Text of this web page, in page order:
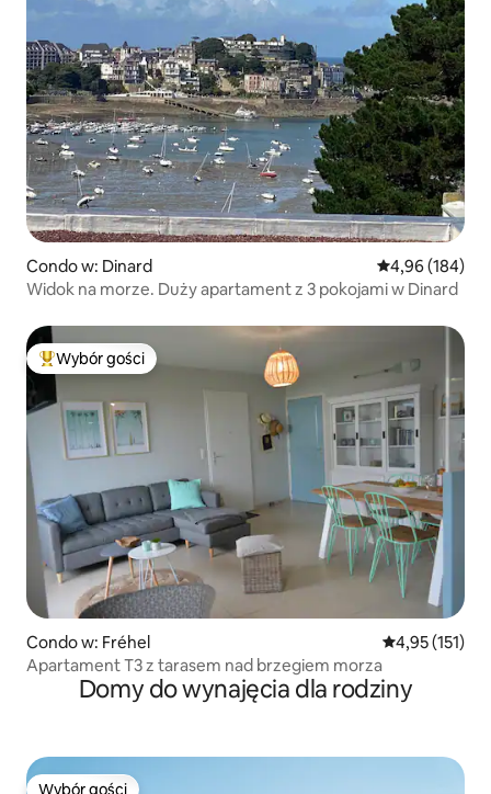
Condo w: Dinard Średnia
4,96 (184)
Widok na morze. Duży apartament z 3 pokojami w Dinard
Najpopularniejsze z kategorii Wybór gości
Wybór gości
Condo w: Fréhel Średnia
4,95 (151)
Apartament T3 z tarasem nad brzegiem morza
Domy do wynajęcia dla rodziny
Wybór gości